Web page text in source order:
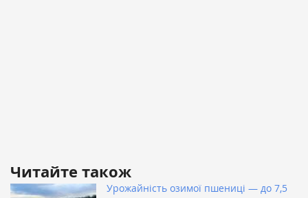
Читайте також
Урожайність озимої пшениці — до 7,5